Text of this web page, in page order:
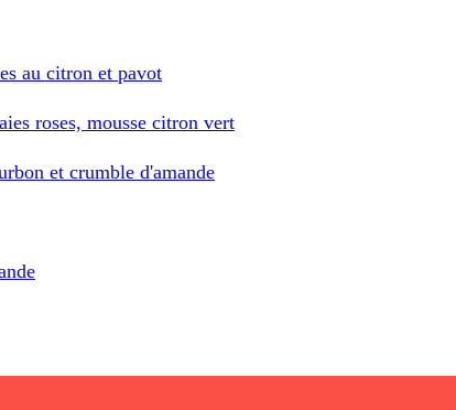
au citron et pavot
roses, mousse citron vert
et crumble d'amande